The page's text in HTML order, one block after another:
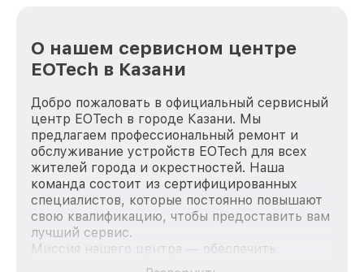
О нашем сервисном центре
EOTech в Казани
Добро пожаловать в официальный сервисный
центр EOTech в городе Казани. Мы
предлагаем профессиональный ремонт и
обслуживание устройств EOTech для всех
жителей города и окрестностей. Наша
команда состоит из сертифицированных
специалистов, которые постоянно повышают
свою квалификацию, чтобы предоставить вам
лучший сервис.
Миссия нашего центра — обеспечить
качественный и доступный ремонт для